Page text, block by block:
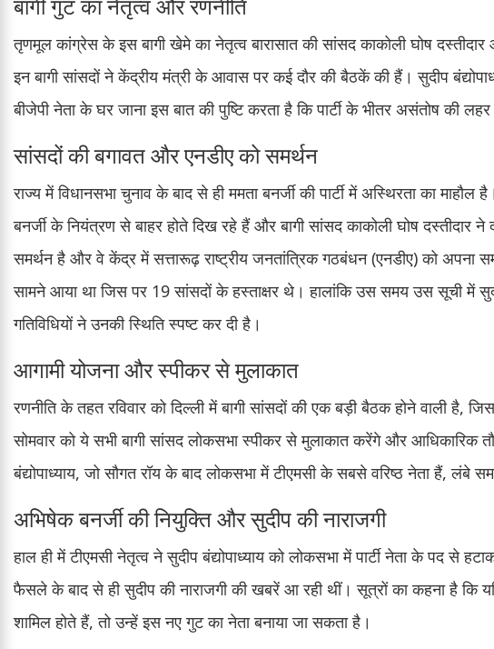
बागी गुट का नेतृत्व और रणनीति
तृणमूल कांग्रेस के इस बागी खेमे का नेतृत्व बारासात की सांसद काकोली घोष
इन बागी सांसदों ने केंद्रीय मंत्री के आवास पर कई दौर की बैठकें की हैं। सुदीप
बीजेपी नेता के घर जाना इस बात की पुष्टि करता है कि पार्टी के भीतर असंतोष की लहर
सांसदों की बगावत और एनडीए को समर्थन
राज्य में विधानसभा चुनाव के बाद से ही ममता बनर्जी की पार्टी में अस्थिरता का
बनर्जी के नियंत्रण से बाहर होते दिख रहे हैं और बागी सांसद काकोली घोष दस्तीदार
समर्थन है और वे केंद्र में सत्तारूढ़ राष्ट्रीय जनतांत्रिक गठबंधन (एनडीए) को अपना
सामने आया था जिस पर 19 सांसदों के हस्ताक्षर थे। हालांकि उस समय उस सूची में
गतिविधियों ने उनकी स्थिति स्पष्ट कर दी है।
आगामी योजना और स्पीकर से मुलाकात
रणनीति के तहत रविवार को दिल्ली में बागी सांसदों की एक बड़ी बैठक होने वाली है,
सोमवार को ये सभी बागी सांसद लोकसभा स्पीकर से मुलाकात करेंगे और आधिकारिक
बंद्योपाध्याय, जो सौगत रॉय के बाद लोकसभा में टीएमसी के सबसे वरिष्ठ नेता हैं, लंबे
अभिषेक बनर्जी की नियुक्ति और सुदीप की नाराजगी
हाल ही में टीएमसी नेतृत्व ने सुदीप बंद्योपाध्याय को लोकसभा में पार्टी नेता के पद से
फैसले के बाद से ही सुदीप की नाराजगी की खबरें आ रही थीं। सूत्रों का कहना है कि
शामिल होते हैं, तो उन्हें इस नए गुट का नेता बनाया जा सकता है।